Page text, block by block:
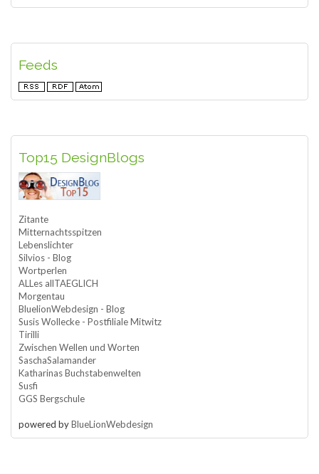
Feeds
Top15 DesignBlogs
Zitante
Mitternachtsspitzen
Lebenslichter
Silvios - Blog
Wortperlen
ALLes allTAEGLICH
Morgentau
BluelionWebdesign - Blog
Susis Wollecke - Postfiliale Mitwitz
Tirilli
Zwischen Wellen und Worten
SaschaSalamander
Katharinas Buchstabenwelten
Susfi
GGS Bergschule
powered byBlueLionWebdesign